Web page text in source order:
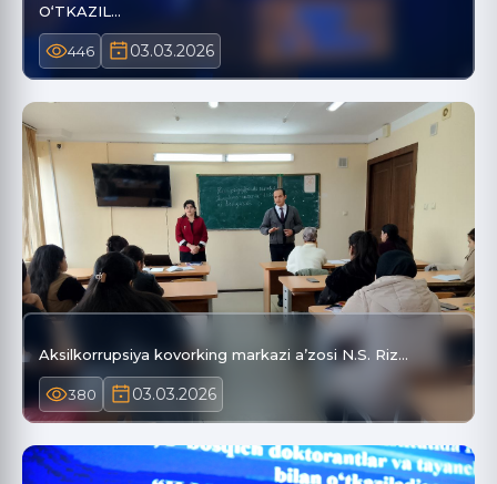
O‘TKAZIL…
446 03.03.2026
Aksilkorrupsiya kovorking markazi a’zosi N.S. Riz…
380 03.03.2026